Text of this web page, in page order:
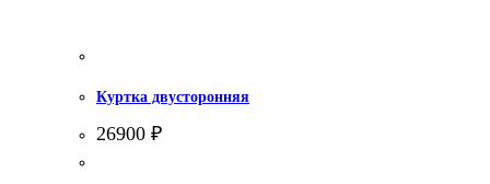
Куртка двусторонняя
26900 ₽